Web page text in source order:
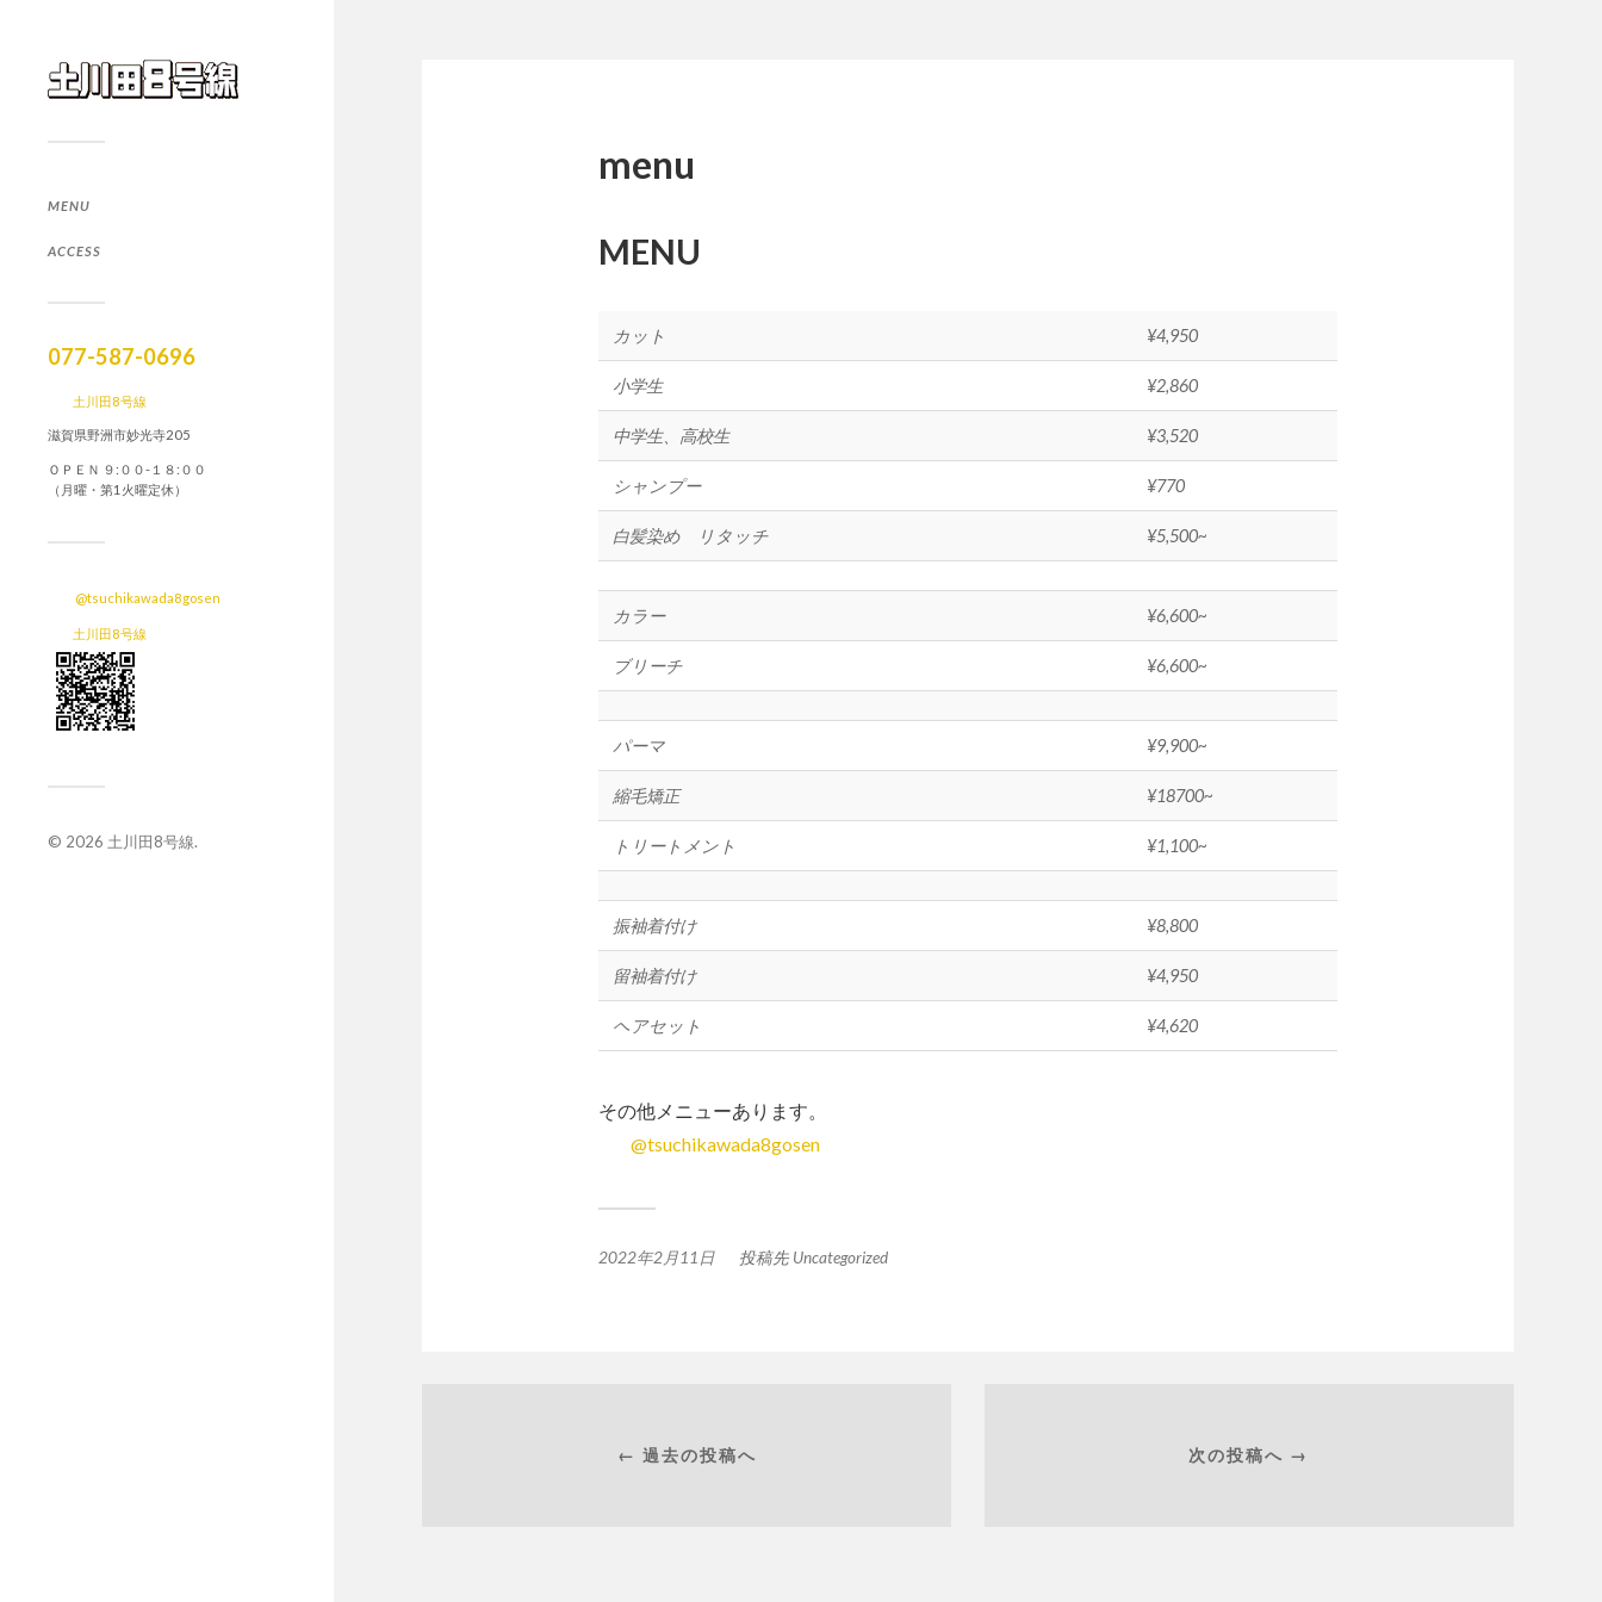
MENU
ACCESS
077-587-0696
土川田8号線
滋賀県野洲市妙光寺205
ＯＰＥＮ ９:００-１８:００
（月曜・第1火曜定休）
@tsuchikawada8gosen
土川田8号線
© 2026 土川田8号線.
menu
MENU
カット ¥4,950
小学生 ¥2,860
中学生、高校生 ¥3,520
シャンプー ¥770
白髪染め リタッチ ¥5,500~
カラー ¥6,600~
ブリーチ ¥6,600~
パーマ ¥9,900~
縮毛矯正 ¥18700~
トリートメント ¥1,100~
振袖着付け ¥8,800
留袖着付け ¥4,950
ヘアセット ¥4,620
その他メニューあります。
@tsuchikawada8gosen
2022年2月11日 投稿先 Uncategorized
← 過去の投稿へ 次の投稿へ →